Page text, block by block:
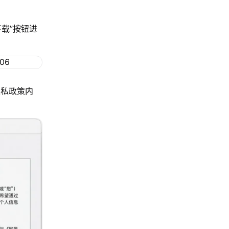
”按钮进
政策内